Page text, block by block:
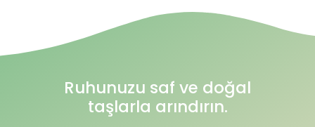
Ruhunuzu saf ve doğal
taşlarla arındırın.